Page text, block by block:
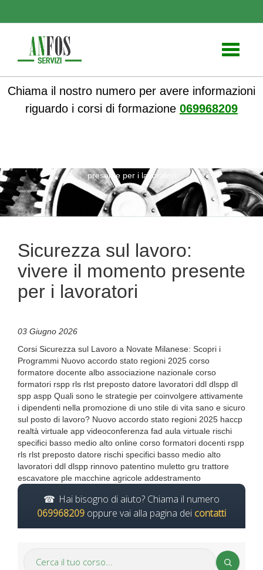
Toggle
Chiama il nostro numero per avere informazioni
riguardo i corsi di formazione 069968209
presente per i lavoratori
Sicurezza sul lavoro:
vivere il momento presente
per i lavoratori
03 Giugno 2026
Corsi Sicurezza sul Lavoro a Novate Milanese: Scopri i
Programmi Nuovo accordo stato regioni 2025 corso
formatore docente albo associazione nazionale corso
formatori rspp rls rlst preposto datore lavoratori ddl dlspp dl
spp aspp Quali sono le strategie per coinvolgere attivamente
i dipendenti nella promozione di uno stile di vita sano e sicuro
sul posto di lavoro? Nuovo accordo stato regioni 2025 haccp
realtà virtuale app videoconferenza fad aula virtuale rischi
specifici basso medio alto online corso formatori docenti rspp
rls rlst preposto datore rischi specifici basso medio alto
lavoratori ddl dlspp rinnovo patentino muletto gru trattore
escavatore ple macchine agricole addestramento
Hai bisogno di aiuto? Chiama il numero
069968209 oppure vai alla pagina dei contatti